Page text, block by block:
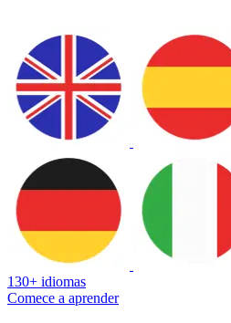
130+ idiomas
Comece a aprender